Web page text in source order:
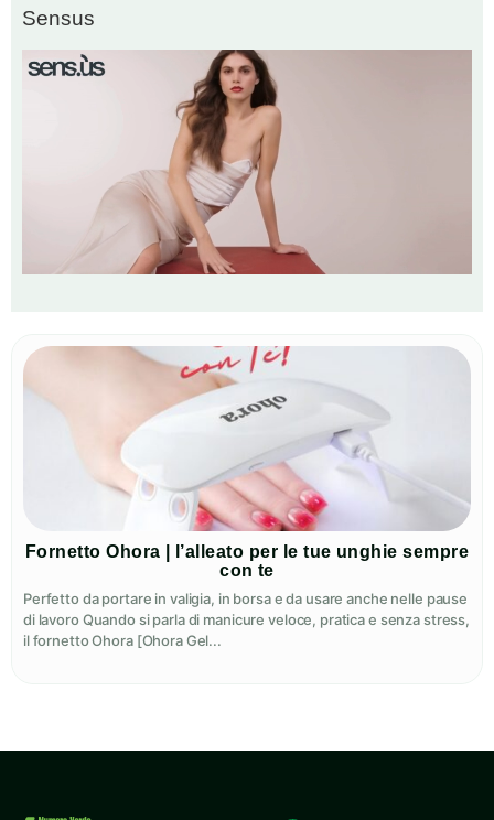
Sensus
Fornetto Ohora | l’alleato per le tue unghie sempre
con te
Perfetto da portare in valigia, in borsa e da usare anche nelle pause
di lavoro Quando si parla di manicure veloce, pratica e senza stress,
il fornetto Ohora [Ohora Gel...